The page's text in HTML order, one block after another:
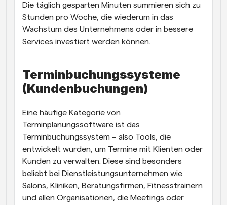
Die täglich gesparten Minuten summieren sich zu
Stunden pro Woche, die wiederum in das
Wachstum des Unternehmens oder in bessere
Services investiert werden können.
Terminbuchungssysteme
(Kundenbuchungen)
Eine häufige Kategorie von
Terminplanungssoftware ist das
Terminbuchungssystem – also Tools, die
entwickelt wurden, um Termine mit Klienten oder
Kunden zu verwalten. Diese sind besonders
beliebt bei Dienstleistungsunternehmen wie
Salons, Kliniken, Beratungsfirmen, Fitnesstrainern
und allen Organisationen, die Meetings oder